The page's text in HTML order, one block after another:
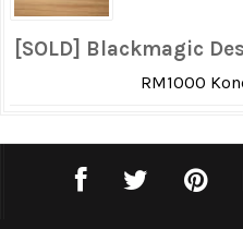
[SOLD] Blackmagic
RM1000